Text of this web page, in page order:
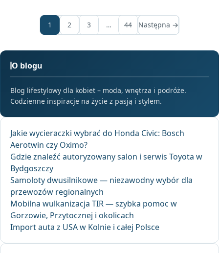
1 2 3 … 44 Następna →
O blogu
Blog lifestylowy dla kobiet – moda, wnętrza i podróże.
Codzienne inspiracje na życie z pasją i stylem.
Jakie wycieraczki wybrać do Honda Civic: Bosch
Aerotwin czy Oximo?
Gdzie znaleźć autoryzowany salon i serwis Toyota w
Bydgoszczy
Samoloty dwusilnikowe — niezawodny wybór dla
przewozów regionalnych
Mobilna wulkanizacja TIR — szybka pomoc w
Gorzowie, Przytocznej i okolicach
Import auta z USA w Kolnie i całej Polsce